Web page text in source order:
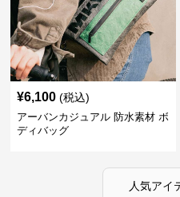
¥6,100 (税込)
アーバンカジュアル 防水素材 ボ
ディバッグ
人気アイ